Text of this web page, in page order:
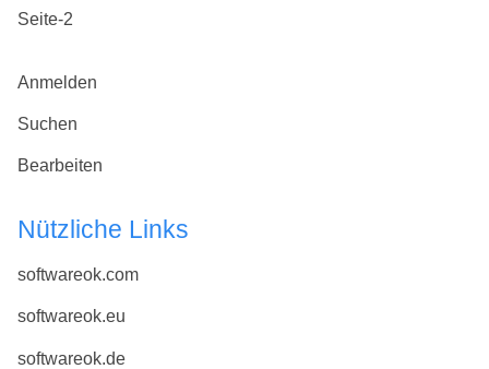
Seite-2
Anmelden
Suchen
Bearbeiten
Nützliche Links
softwareok.com
softwareok.eu
softwareok.de